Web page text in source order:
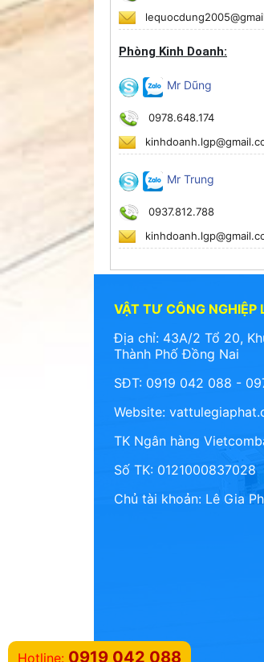
Phòng Kinh Doanh:
Mr Dũng
0978.648.174
Mr Trung
0937.812.788
VẬT TƯ CÔNG NGHIỆP
Địa chỉ: 43A/2 Tổ 20,
Thành Phố Đồng Nai
SĐT: 0919 042 088 -
Website:
TK Ngân hàng
Số TK: 0121000837028
Chủ tài khoản: Lê Gia
Hotline: 0919 042 088